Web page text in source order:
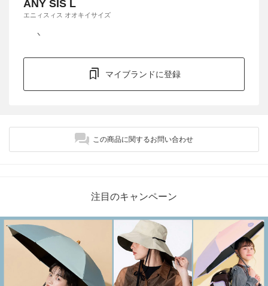
ANY SIS L
エニィスィス オオキイサイズ
マイブランドに登録
この商品に関するお問い合わせ
注目のキャンペーン